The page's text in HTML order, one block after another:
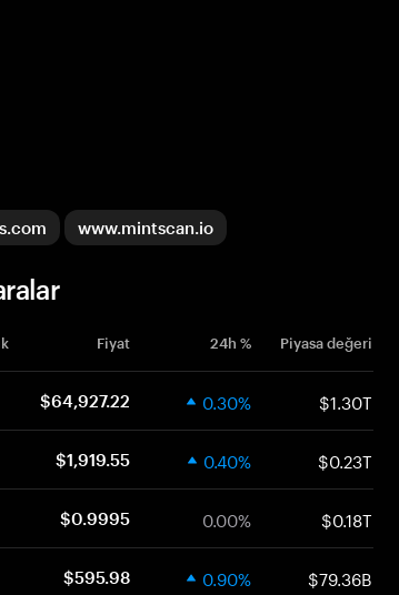
www.mintscan.io
Fiyat 24h % Piyasa değeri
$64,927.22 0.30% $1.30T
$1,919.55 0.40% $0.23T
$0.9995 0.00% $0.18T
$595.98 0.90% $79.36B